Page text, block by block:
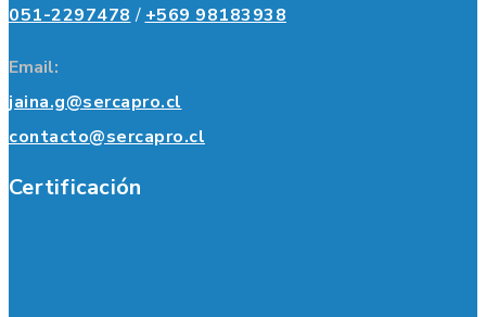
051-2297478 / +569 98183938
Email:
jaina.g@sercapro.cl
contacto@sercapro.cl
Certificación